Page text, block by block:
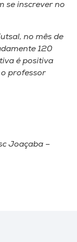
se inscrever no
no mês de
120
é positiva
o professor
Joaçaba –